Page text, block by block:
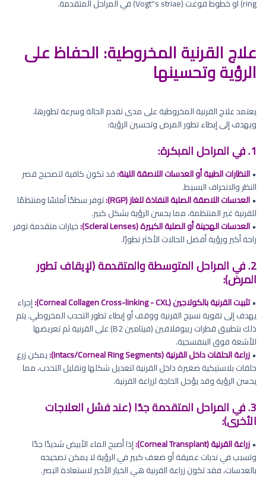
ring) أو خطوط فوغت (Vogt''s striae) في المراحل المتقدمة.
علاج القرنية المخروطية: الحفاظ على
الرؤية وتحسينها
يعتمد علاج القرنية المخروطية على مدى تقدم الحالة وسرعة تطورها،
ويهدف إلى إبطاء تطور المرض وتحسين الرؤية:
1. في المراحل المبكرة:
•النظارات الطبية أو العدسات اللاصقة اللينة:قد تكون كافية لتصحيح قصر
النظر والانحراف البسيط.
•العدسات اللاصقة الصلبة النفاذة للغاز (RGP):
توفر سطحًا أملسًا ومنتظمًا
للقرنية غير المنتظمة، مما يحسن الرؤية بشكل كبير.
•العدسات الهجينة أو الصلبة الكبيرة (Scleral Lenses):
خيارات متقدمة توفر
راحة أكبر ورؤية أفضل للحالات الأكثر تطورًا.
2. في المراحل المتوسطة والمتقدمة (لإيقاف تطور
المرض):
•تثبيت القرنية بالكولاجين (Corneal Collagen Cross-linking - CXL):
إجراء
يهدف إلى تقوية نسيج القرنية ووقف أو إبطاء تطور التحدب المخروطي. يتم
ذلك بتطبيق قطرات ريبوفلافين (فيتامين B2) على القرنية ثم تعريضها
للأشعة فوق البنفسجية.
•زراعة الحلقات داخل القرنية (Intacs/Corneal Ring Segments):
يمكن زرع
حلقات بلاستيكية صغيرة داخل القرنية لتعديل شكلها وتقليل التحدب، مما
يحسن الرؤية وقد يؤجل الحاجة لزراعة القرنية.
3. في المراحل المتقدمة جدًا (عند فشل العلاجات
الأخرى):
•زراعة القرنية (Corneal Transplant):
إذا أصبح الماء الأبيض شديدًا جدًا
وتسبب في ندبات عميقة أو ضعف كبير في الرؤية لا يمكن تصحيحه
بالعدسات، فقد تكون زراعة القرنية هي الخيار الأخير لاستعادة البصر.